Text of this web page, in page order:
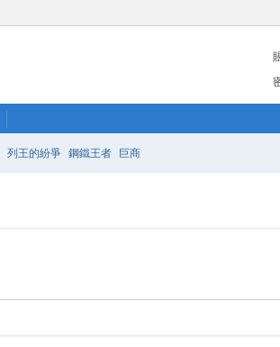
列王的紛爭 鋼鐵王者 巨商